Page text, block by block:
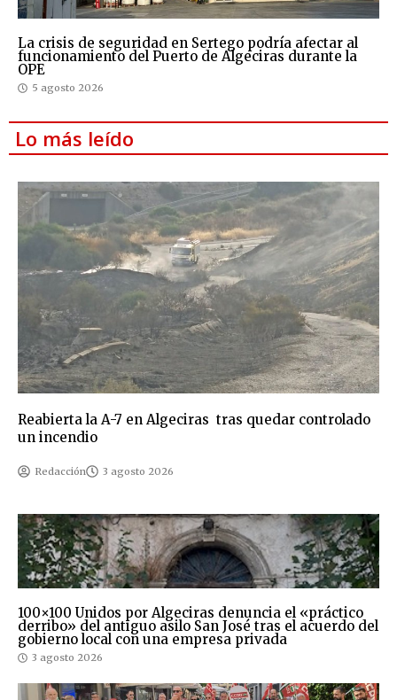
La crisis de seguridad en Sertego podría afectar al
funcionamiento del Puerto de Algeciras durante la
OPE
5 agosto 2026
Lo más leído
Reabierta la A-7 en Algeciras tras quedar controlado
un incendio
Redacción 3 agosto 2026
100×100 Unidos por Algeciras denuncia el «práctico
derribo» del antiguo asilo San José tras el acuerdo del
gobierno local con una empresa privada
3 agosto 2026